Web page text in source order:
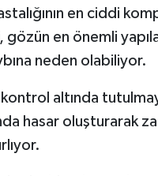
en ciddi
en önemli
neden olabiliyor.
altında
hasar oluşturarak